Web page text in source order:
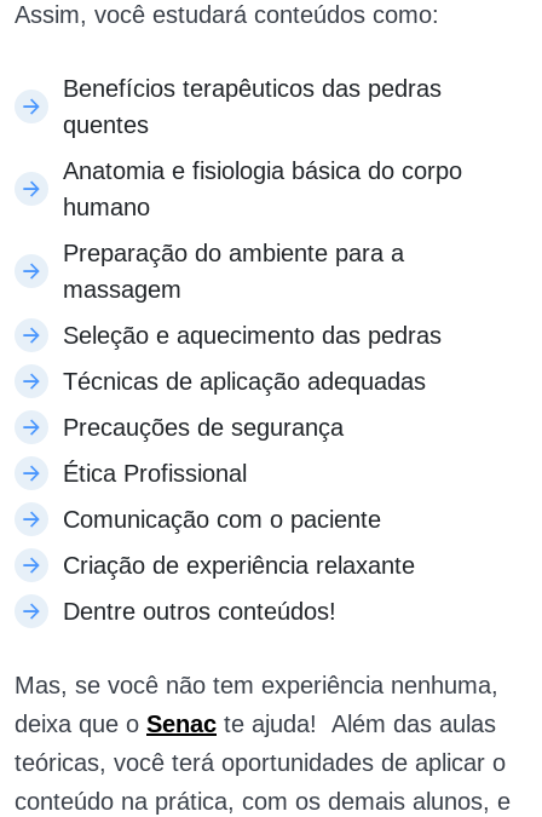
Assim, você estudará conteúdos como:
Benefícios terapêuticos das pedras
quentes
Anatomia e fisiologia básica do corpo
humano
Preparação do ambiente para a
massagem
Seleção e aquecimento das pedras
Técnicas de aplicação adequadas
Precauções de segurança
Ética Profissional
Comunicação com o paciente
Criação de experiência relaxante
Dentre outros conteúdos!
Mas, se você não tem experiência nenhuma,
deixa que o Senac te ajuda! Além das aulas
teóricas, você terá oportunidades de aplicar o
conteúdo na prática, com os demais alunos, e